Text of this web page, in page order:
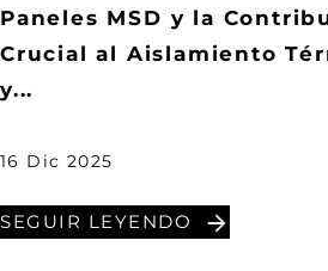
Paneles MSD y la
Crucial al Aislamiento
y...
16 Dic 2025
SEGUIR LEYENDO